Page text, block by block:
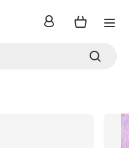
inloggen